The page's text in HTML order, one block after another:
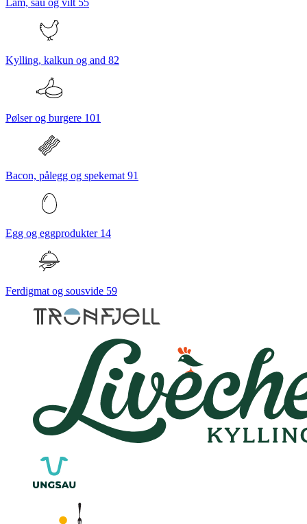
Lam, sau og vilt 55
Kylling, kalkun og and 82
Pølser og burgere 101
Bacon, pålegg og spekemat 91
Egg og eggprodukter 14
Ferdigmat og sousvide 59